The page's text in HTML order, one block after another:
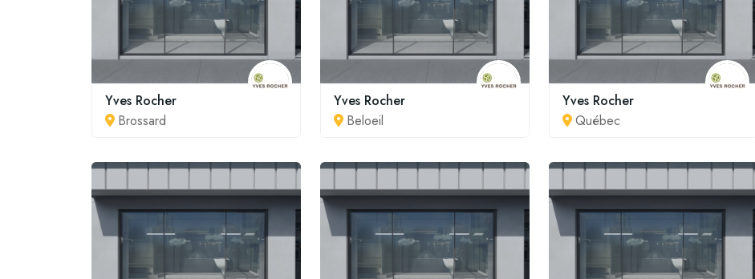
Yves Rocher
Brossard
Yves Rocher
Beloeil
Yves Rocher
Québec